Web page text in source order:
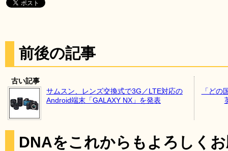
前後の記事
古い記事
サムスン、レンズ交換式で3G／LTE対応の
Android端末「GALAXY NX」を発表
「どの
DNAをこれからもよろしく